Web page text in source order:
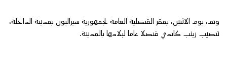
وتم، يوم الاثنين، بمقر القنصلية العامة لجمهورية سيراليون بمدينة الداخلة،
تنصيب زينب كاندي قنصلا عاما لبلادها بالمدينة.